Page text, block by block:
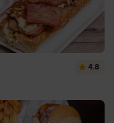
4.8